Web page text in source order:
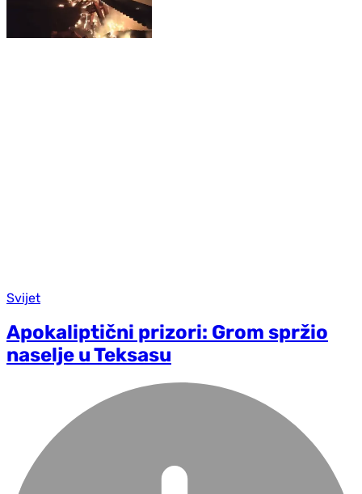
Svijet
Apokaliptični prizori: Grom spržio
naselje u Teksasu